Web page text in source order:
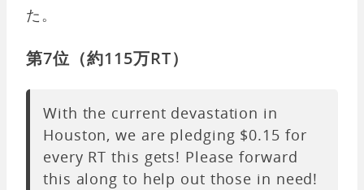
た。
第7位（約115万RT）
With the current devastation in
Houston, we are pledging $0.15 for
every RT this gets! Please forward
this along to help out those in need!